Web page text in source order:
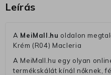
Leírás
A MeiMall.hu oldalon
Krém (R04) Macleria
A MeiMall.hu egy olyan
termékskálát kínál nőknek,